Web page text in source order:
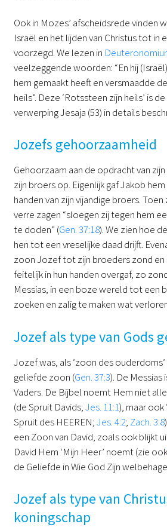
Ook in Mozes’ afscheidsrede vinden
Israël en het lijden van Christus tot in
voorzegd. We lezen in
veelzeggende woorden: “En hij
hem gemaakt heeft en versmaadde
heils”. Deze ‘Rotssteen zijn heils’ is
verwerping Jesaja (53) in details
Jozefs gehoorzaamheid
Gehoorzaam aan de opdracht van
zijn broers op. Eigenlijk gaf Jakob
handen van zijn vijandige broers. Toen
verre zagen “sloegen zij tegen hem
te doden” (Gen. 37:18). We zien hoe
hen tot een vreselijke daad drijft.
zoon Jozef tot zijn broeders zond
feitelijk in hun handen overgaf, zo
Messias, in een boze wereld tot een
zoeken en zalig te maken wat verloren
Jozef als type van Gods
Jozef was, als ‘zoon des
geliefde zoon (Gen. 37:3). De Messias
Vaders. De Bijbel noemt Hem niet
(de Spruit Davids;Jes. 11:1), maar ook
Spruit des HEEREN;Jes. 4:2; Zach. 3:8
een Zoon van David, zoals ook blijkt
David Hem ‘Mijn Heer’ noemt (zie ook
de Geliefde in Wie God Zijn
Jozef als type van
koningschap